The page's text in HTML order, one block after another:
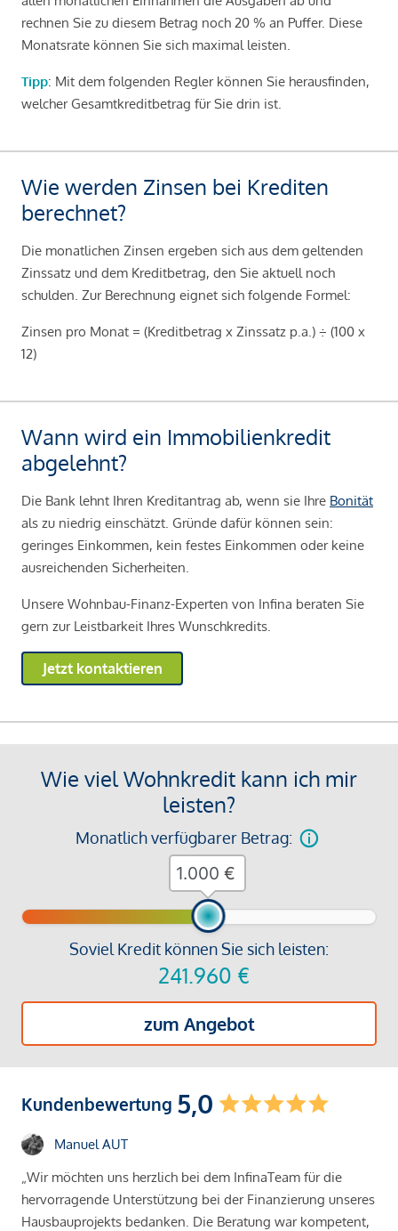
rechnen Sie zu diesem Betrag noch 20 % an Puffer. Diese
Monatsrate können Sie sich maximal leisten.
Tipp: Mit dem folgenden Regler können Sie herausfinden,
welcher Gesamtkreditbetrag für Sie drin ist.
Wie werden Zinsen bei Krediten
berechnet?
Die monatlichen Zinsen ergeben sich aus dem geltenden
Zinssatz und dem Kreditbetrag, den Sie aktuell noch
schulden. Zur Berechnung eignet sich folgende Formel:
Zinsen pro Monat = (Kreditbetrag x Zinssatz p.a.) ÷ (100 x
12)
Wann wird ein Immobilienkredit
abgelehnt?
Die Bank lehnt Ihren Kreditantrag ab, wenn sie Ihre Bonität
als zu niedrig einschätzt. Gründe dafür können sein:
geringes Einkommen, kein festes Einkommen oder keine
ausreichenden Sicherheiten.
Unsere Wohnbau-Finanz-Experten von Infina beraten Sie
gern zur Leistbarkeit Ihres Wunschkredits.
Jetzt kontaktieren
Wie viel Wohnkredit kann ich mir
leisten?
Monatlich verfügbarer Betrag:
Soviel Kredit können Sie sich leisten:
241.960 €
zum Angebot
€
Kundenbewertung 5,0
Manuel AUT
„Wir möchten uns herzlich bei dem InfinaTeam für die
hervorragende Unterstützung bei der Finanzierung unseres
Hausbauprojekts bedanken. Die Beratung war kompetent,